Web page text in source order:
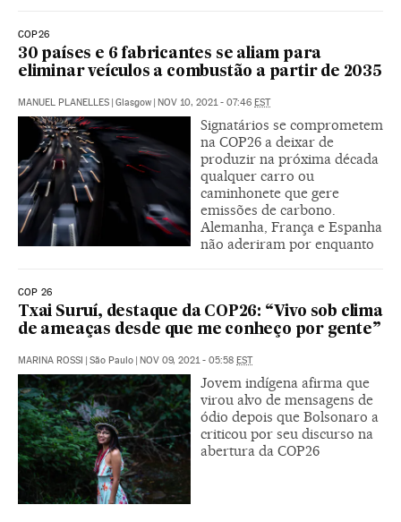
COP26
30 países e 6 fabricantes se aliam para
eliminar veículos a combustão a partir de 2035
MANUEL PLANELLES | Glasgow | NOV 10, 2021 - 07:46 EST
Signatários se comprometem
na COP26 a deixar de
produzir na próxima década
qualquer carro ou
caminhonete que gere
emissões de carbono.
Alemanha, França e Espanha
não aderiram por enquanto
COP 26
Txai Suruí, destaque da COP26: “Vivo sob clima
de ameaças desde que me conheço por gente”
MARINA ROSSI | São Paulo | NOV 09, 2021 - 05:58 EST
Jovem indígena afirma que
virou alvo de mensagens de
ódio depois que Bolsonaro a
criticou por seu discurso na
abertura da COP26